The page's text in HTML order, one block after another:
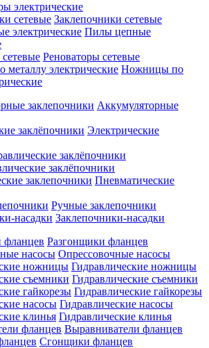
электрические
Заклепочники сетевые
Пилы цепные
Реноваторы сетевые
Ножницы по
Аккумуляторные
Электрические
заклёпочники
Пневматические
Ручные заклепочники
Заклепочники-насадки
Разгонщики фланцев
Опрессовочные насосы
Гидравлические ножницы
Гидравлические съемники
Гидравлические гайкорезы
Гидравлические насосы
Гидравлические клинья
Выравниватели фланцев
Сгонщики фланцев